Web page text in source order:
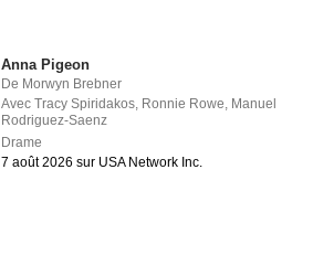
Anna Pigeon
De Morwyn Brebner
AvecTracy Spiridakos Ronnie Rowe Manuel
Rodriguez-Saenz
Drame
7 août 2026 sur USA Network Inc.